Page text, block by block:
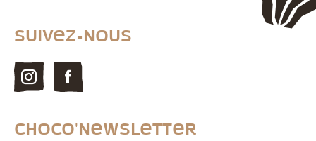
Suivez-nous
Choco'newsletter